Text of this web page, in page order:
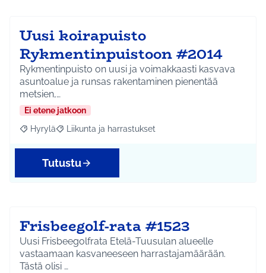
Uusi koirapuisto
Rykmentinpuistoon #2014
Rykmentinpuisto on uusi ja voimakkaasti kasvava
asuntoalue ja runsas rakentaminen pienentää
metsien,…
Ei etene jatkoon
Rajaa tulokset aihepiirin mukaan: Hyrylä
Hyrylä Rajaa tulokset teeman mukaan: Liikunta ja
Liikunta ja harrastukset
Tutustu
Frisbeegolf-rata #1523
Uusi Frisbeegolfrata Etelä-Tuusulan alueelle
vastaamaan kasvaneeseen harrastajamäärään.
Tästä olisi …